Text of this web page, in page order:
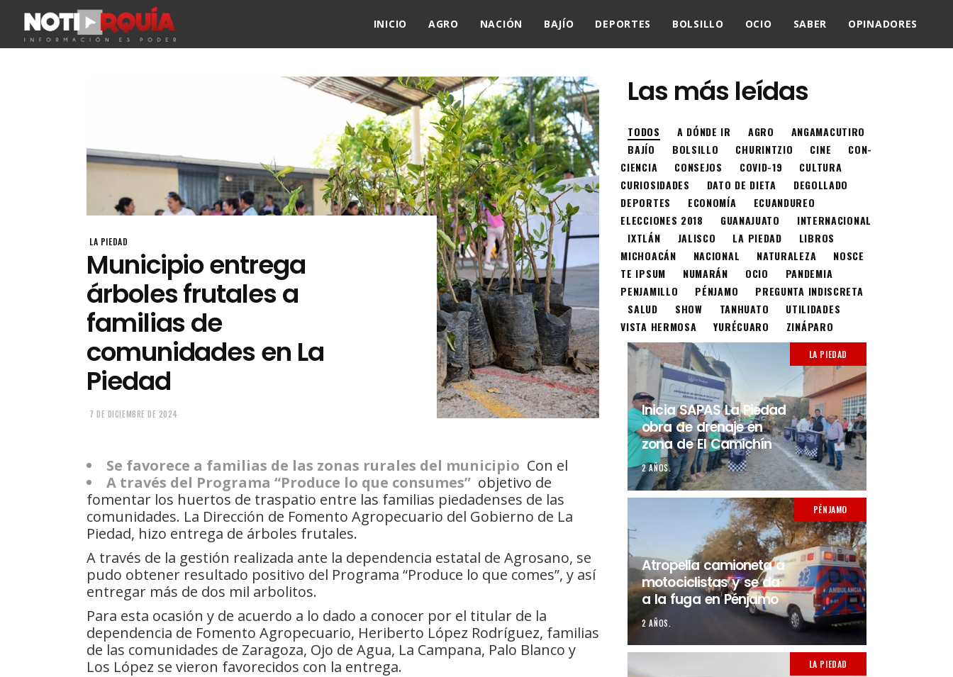
INICIO AGRO NACIÓN BAJÍO DEPORTES BOLSILLO OCIO SABER OPINADORES
LA PIEDAD
Municipio entrega
árboles frutales a
familias de
comunidades en La
Piedad
7 DE DICIEMBRE DE 2024
Se favorece a familias de las zonas rurales del municipio
A través del Programa “Produce lo que consumes”
Con el
objetivo de
fomentar los huertos de traspatio entre las familias piedadenses de las
comunidades. La Dirección de Fomento Agropecuario del Gobierno de La
Piedad, hizo entrega de árboles frutales.
A través de la gestión realizada ante la dependencia estatal de Agrosano, se
pudo obtener resultado positivo del Programa “Produce lo que comes”, y así
entregar más de dos mil arbolitos.
Para esta ocasión y de acuerdo a lo dado a conocer por el titular de la
dependencia de Fomento Agropecuario, Heriberto López Rodríguez, familias
de las comunidades de Zaragoza, Ojo de Agua, La Campana, Palo Blanco y
Los López se vieron favorecidos con la entrega.
Las más leídas
TODOS A DÓNDE IR AGRO
ANGAMACUTIRO
BAJÍO
BOLSILLO CHURINTZIO CINE
CON-
CIENCIA
CONSEJOS COVID-19
CULTURA
CURIOSIDADES
DATO DE DIETA
DEGOLLADO
DEPORTES
ECONOMÍA
ECUANDUREO
ELECCIONES 2018
GUANAJUATO
INTERNACIONAL
IXTLÁN
JALISCO LA PIEDAD
LIBROS
MICHOACÁN
NACIONAL NATURALEZA
NOSCE
TE IPSUM
NUMARÁN OCIO
PANDEMIA
PENJAMILLO
PÉNJAMO
PREGUNTA INDISCRETA
SALUD
SHOW TANHUATO
UTILIDADES
VISTA HERMOSA
YURÉCUARO ZINÁPARO
LA PIEDAD
Inicia SAPAS La Piedad
obra de drenaje en
zona de El Camichín
2 AÑOS.
PÉNJAMO
Atropella camioneta a
motociclistas y se da
a la fuga en Pénjamo
2 AÑOS.
LA PIEDAD